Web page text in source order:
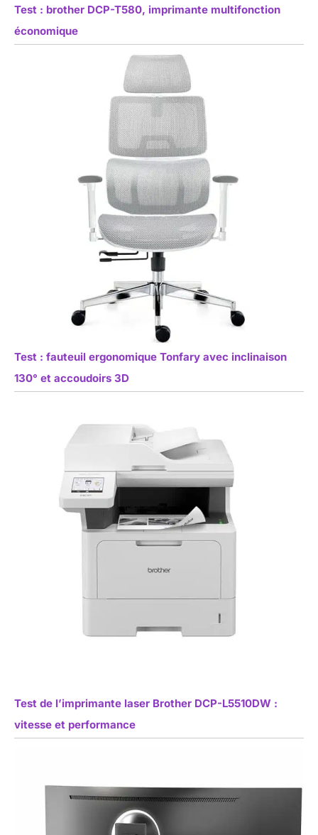
Test : brother DCP-T580, imprimante multifonction
économique
Test : fauteuil ergonomique Tonfary avec inclinaison
130° et accoudoirs 3D
Test de l’imprimante laser Brother DCP-L5510DW :
vitesse et performance